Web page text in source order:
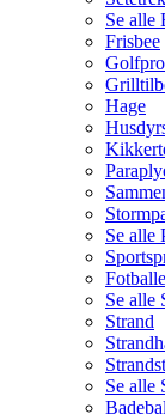
Se alle
Frisbee
Hage
Se alle
Se alle
Strand
Se alle